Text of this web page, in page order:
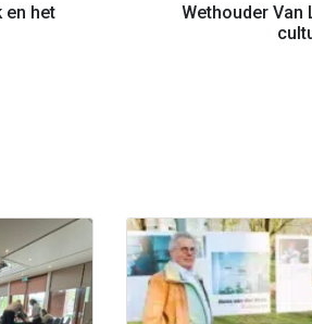
en het
Wethouder Van